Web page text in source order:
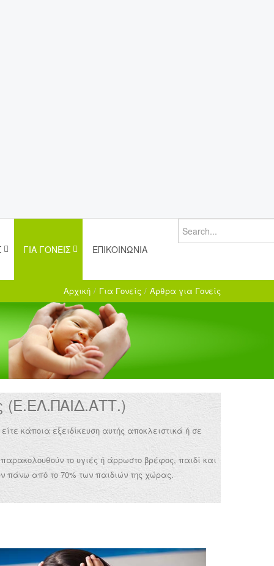
ΓΙΑ ΓΟΝΕΊΣ ΕΠΙΚΟΙΝΩΝΊΑ
Αρχική / Για Γονείς / Άρθρα για Γονείς
κάποια εξειδίκευση αυτής αποκλειστικά ή σε
το υγιές ή άρρωστο βρέφος, παιδί και
πάνω από το 70% των παιδιών της χώρας.